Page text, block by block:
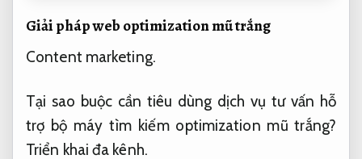
Giải pháp web optimization mũ trắng
Content marketing.
Tại sao buộc cần tiêu dùng dịch vụ tư vấn hỗ
trợ bộ máy tìm kiếm optimization mũ trắng?
Triển khai đa kênh.